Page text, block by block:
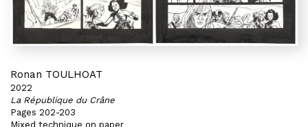
Ronan TOULHOAT
2022
La République du Crâne
Pages 202-203
Mixed technique on paper